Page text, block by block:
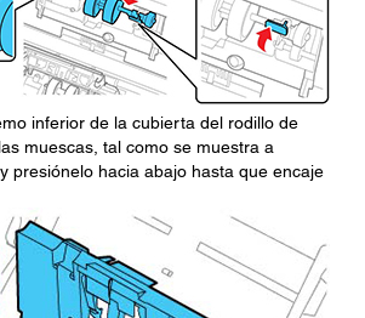
inferior de la cubierta del rodillo de
muescas, tal como se muestra a
presiónelo hacia abajo hasta que encaje